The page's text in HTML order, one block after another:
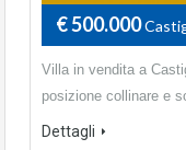
€ 500.000
Villa in vendita a
posizione collinare e
Dettagli